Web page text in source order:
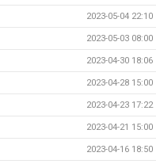
2023-05-04 22:10
2023-05-03 08:00
2023-04-30 18:06
2023-04-28 15:00
2023-04-23 17:22
2023-04-21 15:00
2023-04-16 18:50